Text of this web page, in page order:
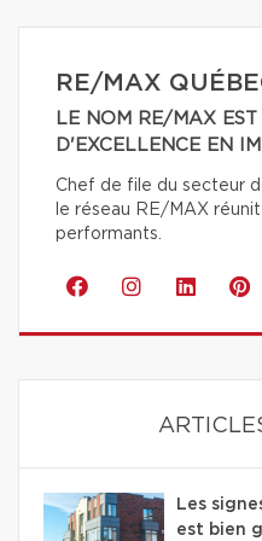
RE/MAX
LE NOM RE/MAX EST
D'EXCELLENCE EN
Chef de file du secteur
le réseau RE/MAX
performants.
Les
est bien